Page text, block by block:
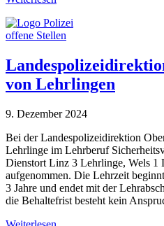
offene Stellen
von Lehrlingen
9. Dezember 2024
Bei der Landespolizeidirektion
Lehrlinge im Lehrberuf
Dienstort Linz 3 Lehrlinge, Wels 1
aufgenommen. Die Lehrzeit
3 Jahre und endet mit der
die Behaltefrist besteht kein